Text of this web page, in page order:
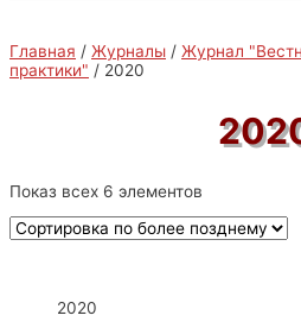
Главная / Журналы / Журнал
практики" / 2020
Показ всех 6 элементов
2020